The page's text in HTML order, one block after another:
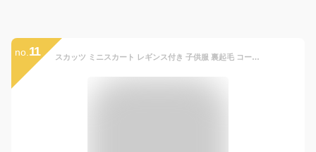
no. 11 スカッツ ミニスカート レギンス付き 子供服 裏起毛 コーデュロイ スキニー 厚手 ボトムス 女の子 秋冬物 レギンス キッズ服 無地 ストレ